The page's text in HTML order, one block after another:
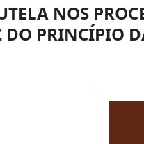
NOS
DO PRINCÍPIO